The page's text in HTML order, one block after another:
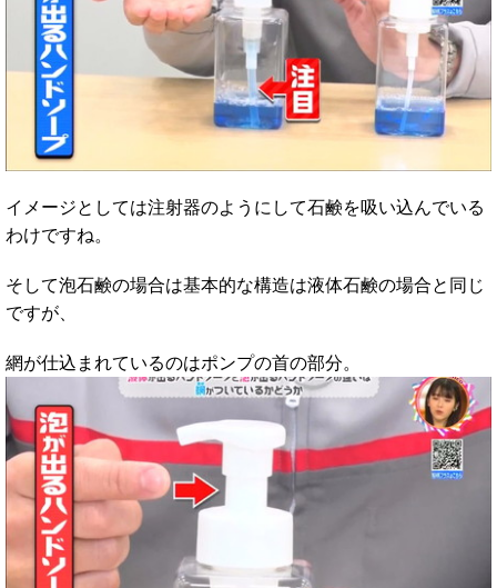
イメージとしては注射器のようにして石鹸を吸い込んでいる
わけですね。
そして泡石鹸の場合は基本的な構造は液体石鹸の場合と同じ
ですが、
網が仕込まれているのはポンプの首の部分。